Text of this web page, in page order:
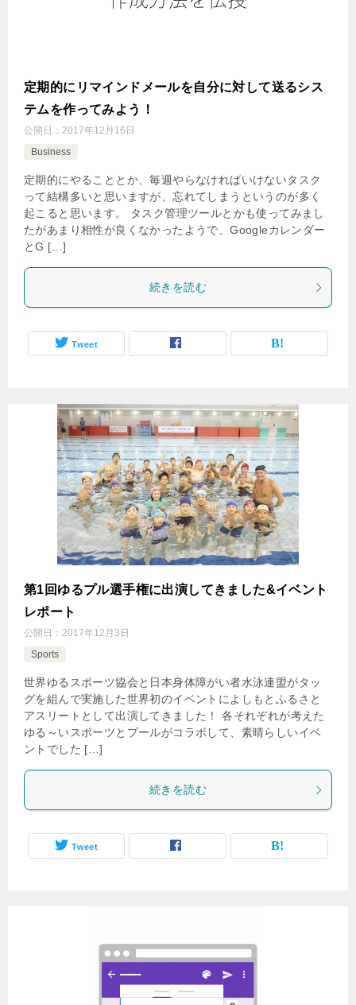
定期的にリマインドメールを自分に対して送るシス
テムを作ってみよう！
公開日： 2017年12月16日
Business
定期的にやることとか、毎週やらなければいけないタスク
って結構多いと思いますが、忘れてしまうというのが多く
起こると思います。 タスク管理ツールとかも使ってみまし
たがあまり相性が良くなかったようで、Googleカレンダー
とG […]
続きを読む
Tweet
第1回ゆるプル選手権に出演してきました&イベント
レポート
公開日： 2017年12月3日
Sports
世界ゆるスポーツ協会と日本身体障がい者水泳連盟がタッ
グを組んで実施した世界初のイベントによしもとふるさと
アスリートとして出演してきました！ 各それぞれが考えた
ゆる～いスポーツとプールがコラボして、素晴らしいイベ
ントでした […]
続きを読む
Tweet